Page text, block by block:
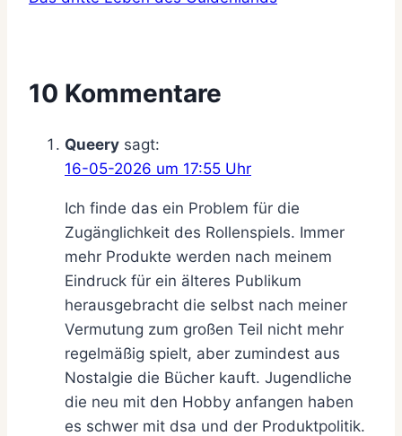
10 Kommentare
Queery sagt:
16-05-2026 um 17:55 Uhr
Ich finde das ein Problem für die
Zugänglichkeit des Rollenspiels. Immer
mehr Produkte werden nach meinem
Eindruck für ein älteres Publikum
herausgebracht die selbst nach meiner
Vermutung zum großen Teil nicht mehr
regelmäßig spielt, aber zumindest aus
Nostalgie die Bücher kauft. Jugendliche
die neu mit den Hobby anfangen haben
es schwer mit dsa und der Produktpolitik.